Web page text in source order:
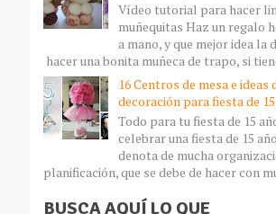
Vídeo tutorial para hacer
muñequitas Haz un regalo
a mano, y que mejor idea la
hacer una bonita muñeca de trapo, si
16 Centros de mesa e ideas
decoración para fiesta de
Todo para tu fiesta de 15
celebrar una fiesta de 15
denota de mucha
planificación, que se debe de hacer con
BUSCA AQUÍ LO QUE